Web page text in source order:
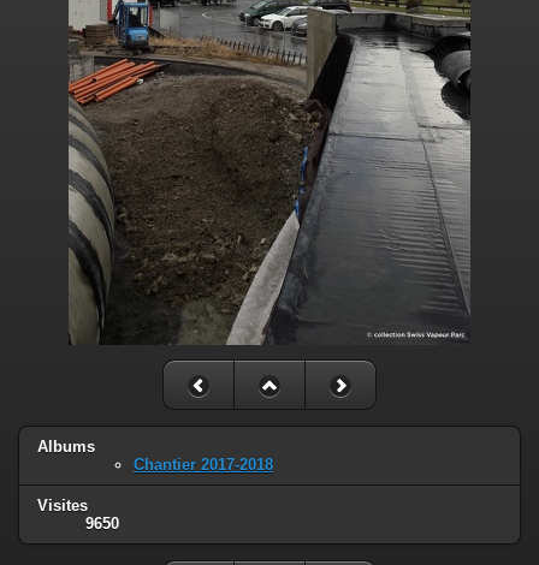
Albums
Chantier 2017-2018
Visites
9650